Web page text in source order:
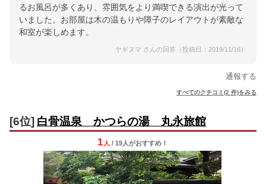
るお風呂が多くあり、雰囲気をより満喫できる演出が光って
いました。お部屋は木の温もりや障子のレイアウトが素敵な
和室が楽しめます。
ヤギヌマ さんの回答（投稿日：2019/11/16）
通報する
すべてのクチコミ(2 件)をみる
[6位] 白骨温泉 かつらの湯 丸永旅館
1 人 / 19人がおすすめ！